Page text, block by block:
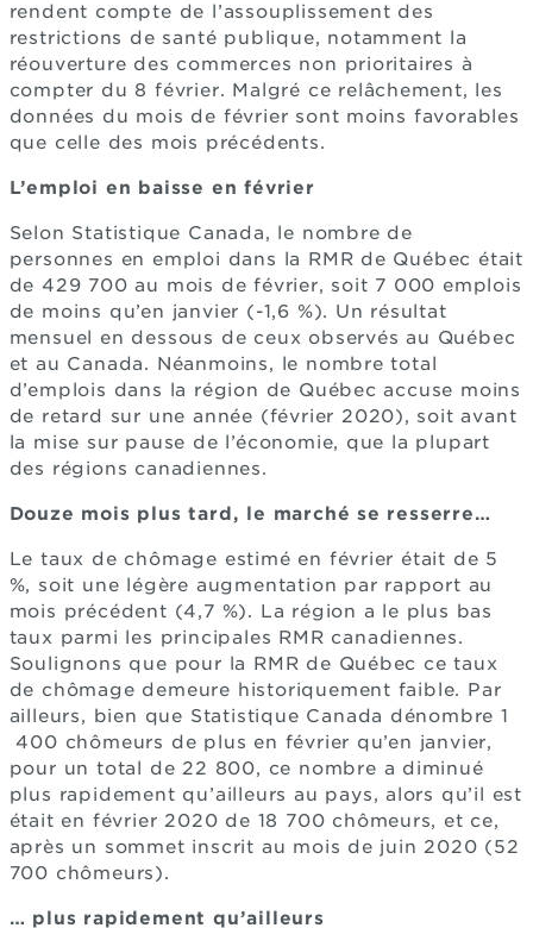
rendent compte de l’assouplissement des
restrictions de santé publique, notamment la
réouverture des commerces non prioritaires à
compter du 8 février. Malgré ce relâchement, les
données du mois de février sont moins favorables
que celle des mois précédents.
L’emploi en baisse en février
Selon Statistique Canada, le nombre de
personnes en emploi dans la RMR de Québec était
de 429 700 au mois de février, soit 7 000 emplois
de moins qu’en janvier (-1,6 %). Un résultat
mensuel en dessous de ceux observés au Québec
et au Canada. Néanmoins, le nombre total
d’emplois dans la région de Québec accuse moins
de retard sur une année (février 2020), soit avant
la mise sur pause de l’économie, que la plupart
des régions canadiennes.
Douze mois plus tard, le marché se resserre…
Le taux de chômage estimé en février était de 5
%, soit une légère augmentation par rapport au
mois précédent (4,7 %). La région a le plus bas
taux parmi les principales RMR canadiennes.
Soulignons que pour la RMR de Québec ce taux
de chômage demeure historiquement faible. Par
ailleurs, bien que Statistique Canada dénombre 1
400 chômeurs de plus en février qu’en janvier,
pour un total de 22 800, ce nombre a diminué
plus rapidement qu’ailleurs au pays, alors qu’il est
était en février 2020 de 18 700 chômeurs, et ce,
après un sommet inscrit au mois de juin 2020 (52
700 chômeurs).
… plus rapidement qu’ailleurs